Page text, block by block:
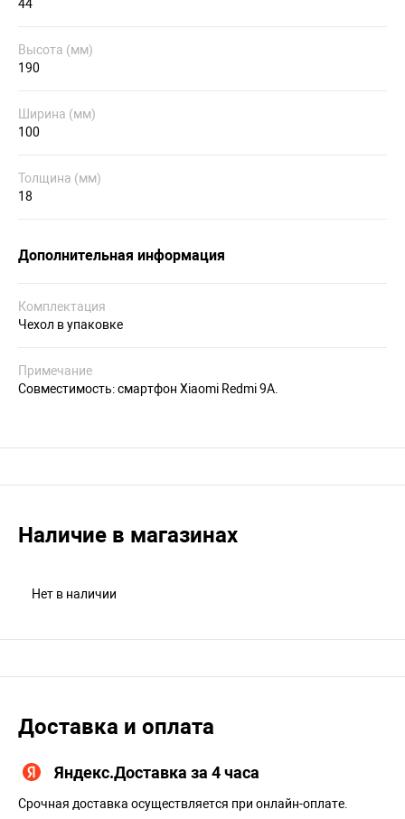
44
Высота (мм)
190
Ширина (мм)
100
Толщина (мм)
18
Дополнительная информация
Комплектация
Чехол в упаковке
Примечание
Совместимость: смартфон Xiaomi Redmi 9A.
Наличие в магазинах
Нет в наличии
Доставка и оплата
Яндекс.Доставка за 4 часа
Срочная доставка осуществляется при онлайн-оплате.